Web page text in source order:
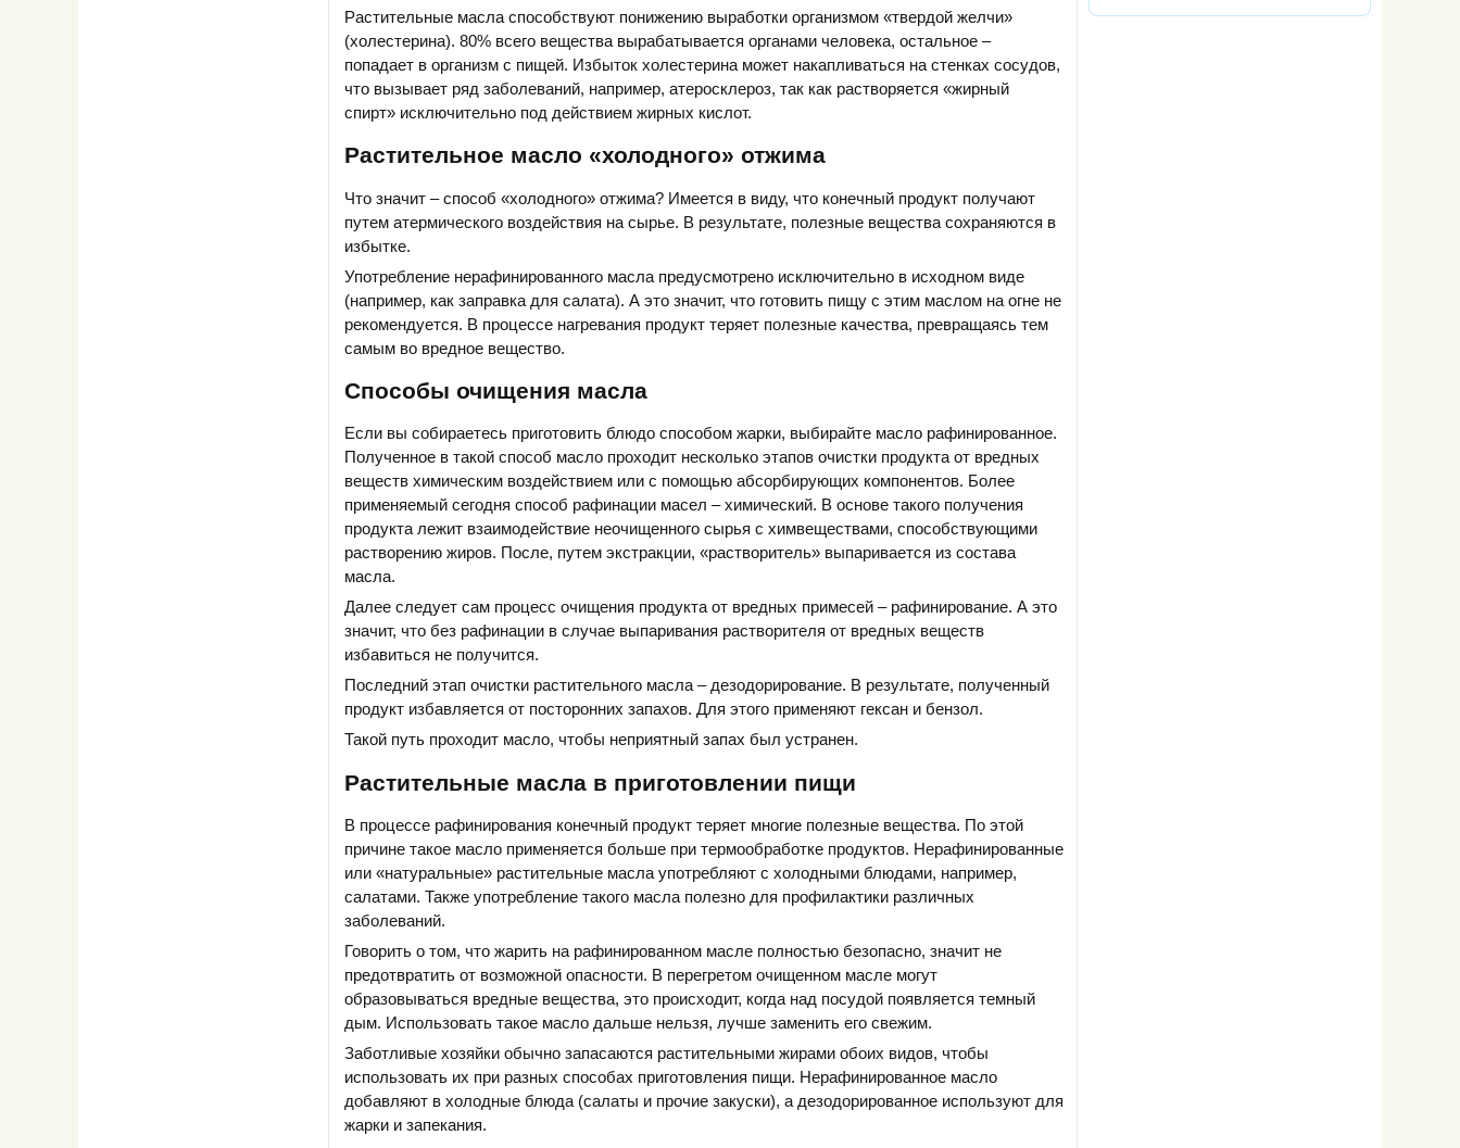
Растительные масла способствуют понижению выработки организмом «твердой желчи»
(холестерина). 80% всего вещества вырабатывается органами человека, остальное –
попадает в организм с пищей. Избыток холестерина может накапливаться на стенках сосудов,
что вызывает ряд заболеваний, например, атеросклероз, так как растворяется «жирный
спирт» исключительно под действием жирных кислот.
Растительное масло «холодного» отжима
Что значит – способ «холодного» отжима? Имеется в виду, что конечный продукт получают
путем атермического воздействия на сырье. В результате, полезные вещества сохраняются в
избытке.
Употребление нерафинированного масла предусмотрено исключительно в исходном виде
(например, как заправка для салата). А это значит, что готовить пищу с этим маслом на огне не
рекомендуется. В процессе нагревания продукт теряет полезные качества, превращаясь тем
самым во вредное вещество.
Способы очищения масла
Если вы собираетесь приготовить блюдо способом жарки, выбирайте масло рафинированное.
Полученное в такой способ масло проходит несколько этапов очистки продукта от вредных
веществ химическим воздействием или с помощью абсорбирующих компонентов. Более
применяемый сегодня способ рафинации масел – химический. В основе такого получения
продукта лежит взаимодействие неочищенного сырья с химвеществами, способствующими
растворению жиров. После, путем экстракции, «растворитель» выпаривается из состава
масла.
Далее следует сам процесс очищения продукта от вредных примесей – рафинирование. А это
значит, что без рафинации в случае выпаривания растворителя от вредных веществ
избавиться не получится.
Последний этап очистки растительного масла – дезодорирование. В результате, полученный
продукт избавляется от посторонних запахов. Для этого применяют гексан и бензол.
Такой путь проходит масло, чтобы неприятный запах был устранен.
Растительные масла в приготовлении пищи
В процессе рафинирования конечный продукт теряет многие полезные вещества. По этой
причине такое масло применяется больше при термообработке продуктов. Нерафинированные
или «натуральные» растительные масла употребляют с холодными блюдами, например,
салатами. Также употребление такого масла полезно для профилактики различных
заболеваний.
Говорить о том, что жарить на рафинированном масле полностью безопасно, значит не
предотвратить от возможной опасности. В перегретом очищенном масле могут
образовываться вредные вещества, это происходит, когда над посудой появляется темный
дым. Использовать такое масло дальше нельзя, лучше заменить его свежим.
Заботливые хозяйки обычно запасаются растительными жирами обоих видов, чтобы
использовать их при разных способах приготовления пищи. Нерафинированное масло
добавляют в холодные блюда (салаты и прочие закуски), а дезодорированное используют для
жарки и запекания.